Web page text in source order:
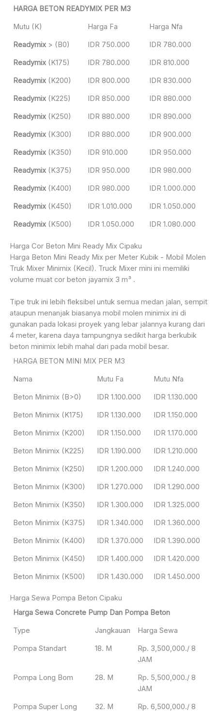
HARGA BETON READYMIX PER M3
Mutu (K) Harga Fa Harga Nfa
Readymix > (B0) IDR 750.000 IDR 780.000
Readymix (K175) IDR 780.000 IDR 810.000
Readymix (K200) IDR 800.000 IDR 830.000
Readymix (K225) IDR 850.000 IDR 880.000
Readymix (K250) IDR 880.000 IDR 890.000
Readymix (K300) IDR 880.000 IDR 900.000
Readymix (K350) IDR 910.000 IDR 950.000
Readymix (K375) IDR 950.000 IDR 980.000
Readymix (K400) IDR 980.000 IDR 1.000.000
Readymix (K450) IDR 1.010.000 IDR 1.050.000
Readymix (K500) IDR 1.050.000 IDR 1.080.000
Harga Cor Beton Mini Ready Mix Cipaku
Harga Beton Mini Ready Mix per Meter Kubik - Mobil Molen
Truk Mixer Minimix (Kecil). Truck Mixer mini ini memiliki
volume muat cor beton jayamix 3 m³ .
Tipe truk ini lebih fleksibel untuk semua medan jalan, sempit
ataupun menanjak biasanya mobil molen minimix ini di
gunakan pada lokasi proyek yang lebar jalannya kurang dari
4 meter, karena daya tampungnya sedikit harga berkubik
beton minimix lebih mahal dari pada mobil besar.
HARGA BETON MINI MIX PER M3
Nama Mutu Fa Mutu Nfa
Beton Minimix (B>0) IDR 1.100.000 IDR 1.130.000
Beton Minimix (K175) IDR 1.130.000 IDR 1.150.000
Beton Minimix (K200) IDR 1.150.000 IDR 1.170.000
Beton Minimix (K225) IDR 1.190.000 IDR 1.210.000
Beton Minimix (K250) IDR 1.200.000 IDR 1.240.000
Beton Minimix (K300) IDR 1.270.000 IDR 1.290.000
Beton Minimix (K350) IDR 1.300.000 IDR 1.325.000
Beton Minimix (K375) IDR 1.340.000 IDR 1.360.000
Beton Minimix (K400) IDR 1.370.000 IDR 1.390.000
Beton Minimix (K450) IDR 1.400.000 IDR 1.420.000
Beton Minimix (K500) IDR 1.430.000 IDR 1.450.000
Harga Sewa Pompa Beton Cipaku
Harga Sewa Concrete Pump Dan Pompa Beton
Type Jangkauan Harga Sewa
Pompa Standart 18. M
Rp. 3,500,000./ 8
JAM
Pompa Long Bom 28. M
Rp. 5,500,000./ 8
JAM
Pompa Super Long
32. M
Rp. 6,500,000./ 8